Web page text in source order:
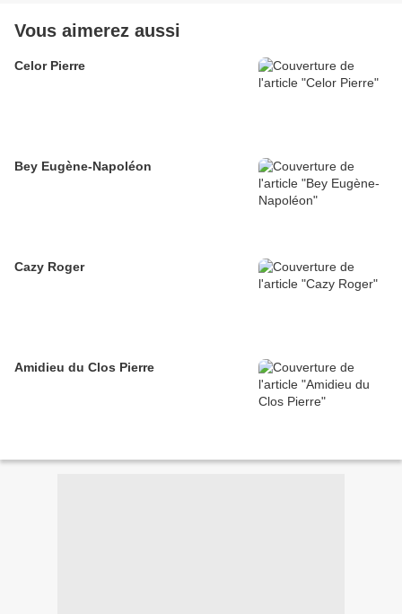
Vous aimerez aussi
Celor Pierre
Bey Eugène-Napoléon
Cazy Roger
Amidieu du Clos Pierre